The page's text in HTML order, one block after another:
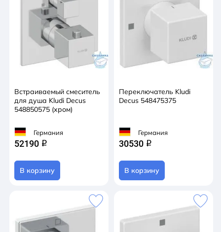
Встраиваемый смеситель
для душа Kludi Decus
548850575 (хром)
Германия
52190 q
В корзину
Переключатель Kludi
Decus 548475375
Германия
30530 q
В корзину